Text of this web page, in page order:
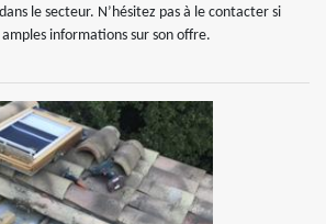
le secteur. N’hésitez pas à le contacter si
amples informations sur son offre.